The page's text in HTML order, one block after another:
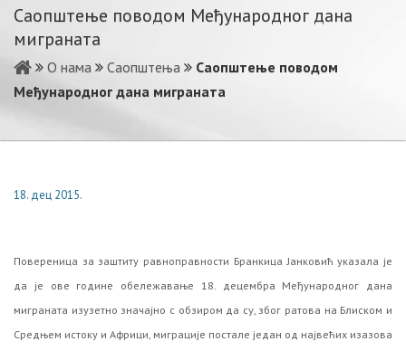
Саопштење поводом Међународног дана
миграната
О нама Саопштења
Саопштење поводом
Међународног дана миграната
18. дец 2015.
Повереница за заштиту равноправности Бранкица Јанковић указала је
да је ове године обележавање 18. децембра Међународног дана
миграната изузетно значајно с обзиром да су, због ратова на Блиском и
Средњем истоку и Африци, миграције постале један од највећих изазова